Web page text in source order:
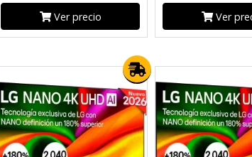
Ver precio Ver